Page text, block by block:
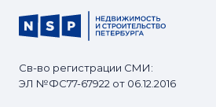
Св-во регистрации СМИ:
ЭЛ №ФС77-67922 от 06.12.2016